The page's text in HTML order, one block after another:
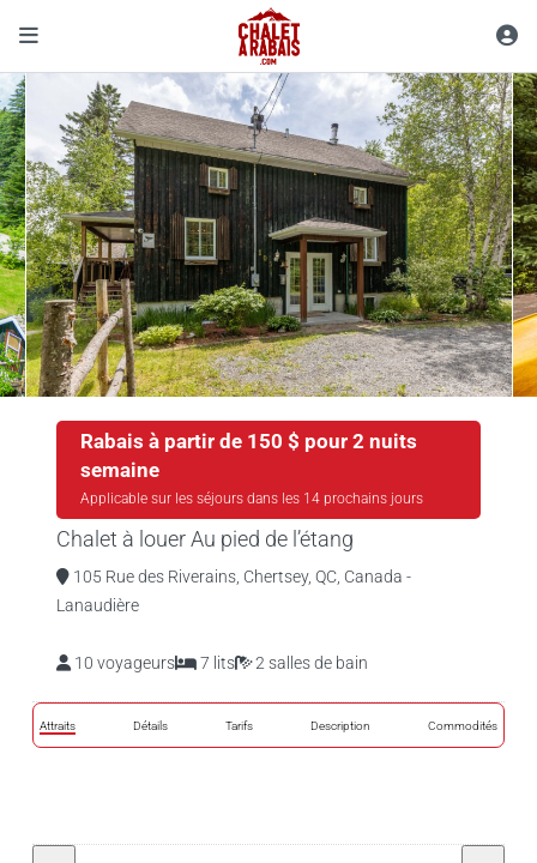
Rabais à partir de 150 $ pour 2 nuits
semaine
Applicable sur les séjours dans les 14 prochains jours
Chalet à louer Au pied de l’étang
105 Rue des Riverains, Chertsey, QC, Canada -
Lanaudière
10 voyageurs 7 lits 2 salles de bain
Attraits Détails Tarifs Description Commodités